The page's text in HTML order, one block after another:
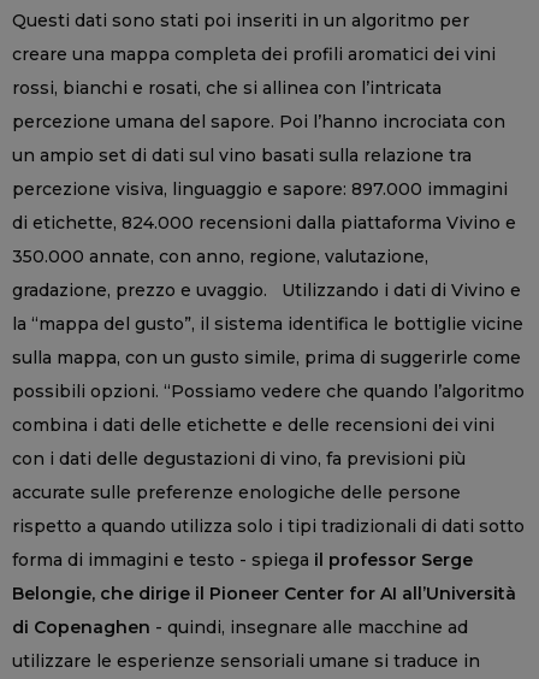
Questi dati sono stati poi inseriti in un algoritmo per
creare una mappa completa dei profili aromatici dei vini
rossi, bianchi e rosati, che si allinea con l’intricata
percezione umana del sapore. Poi l’hanno incrociata con
un ampio set di dati sul vino basati sulla relazione tra
percezione visiva, linguaggio e sapore: 897.000 immagini
di etichette, 824.000 recensioni dalla piattaforma Vivino e
350.000 annate, con anno, regione, valutazione,
gradazione, prezzo e uvaggio. Utilizzando i dati di Vivino e
la “mappa del gusto”, il sistema identifica le bottiglie vicine
sulla mappa, con un gusto simile, prima di suggerirle come
possibili opzioni. “Possiamo vedere che quando l’algoritmo
combina i dati delle etichette e delle recensioni dei vini
con i dati delle degustazioni di vino, fa previsioni più
accurate sulle preferenze enologiche delle persone
rispetto a quando utilizza solo i tipi tradizionali di dati sotto
forma di immagini e testo - spiega il professor Serge
Belongie, che dirige il Pioneer Center for AI all’Università
di Copenaghen - quindi, insegnare alle macchine ad
utilizzare le esperienze sensoriali umane si traduce in